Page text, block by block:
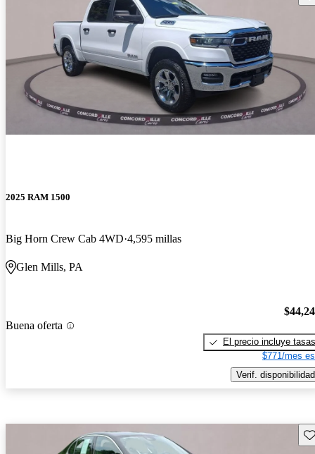
2025 RAM 1500
Big Horn Crew Cab 4WD 4,595 millas
Glen Mills, PA
Buena oferta
El precio incluye tasas
$771/mes
Verif. disponibilidad